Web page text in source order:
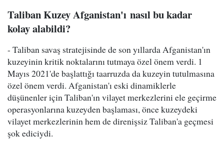
Taliban Kuzey Afganistan'ı nasıl bu kadar
kolay alabildi?
- Taliban savaş stratejisinde de son yıllarda Afganistan'ın
kuzeyinin kritik noktalarını tutmaya özel önem verdi. 1
Mayıs 2021'de başlattığı taarruzda da kuzeyin tutulmasına
özel önem verdi. Afganistan'ı eski dinamiklerle
düşünenler için Taliban'ın vilayet merkezlerini ele geçirme
operasyonlarına kuzeyden başlaması, önce kuzeydeki
vilayet merkezlerinin hem de direnişsiz Taliban'a geçmesi
şok ediciydi.